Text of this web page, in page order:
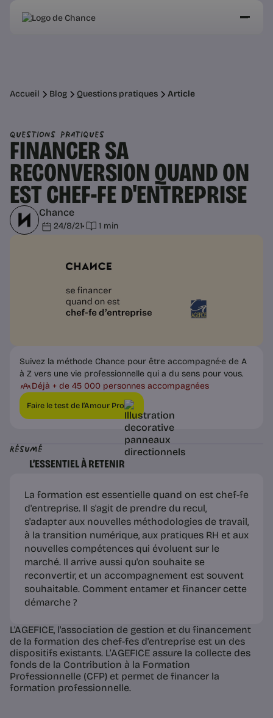
Accueil Blog Questions pratiques Article
Questions pratiques
FINANCER SA
RECONVERSION QUAND ON
EST CHEF-FE D'ENTREPRISE
Chance
24/8/21• 1 min
Suivez la méthode Chance pour être accompagné·e de A
à Z vers une vie professionnelle qui a du sens pour vous.
Déjà + de 45 000 personnes accompagnées
Faire le test de l’Amour Pro
Résumé
L’ESSENTIEL À RETENIR
La formation est essentielle quand on est chef-fe
d'entreprise. Il s'agit de prendre du recul,
s'adapter aux nouvelles méthodologies de travail,
à la transition numérique, aux pratiques RH et aux
nouvelles compétences qui évoluent sur le
marché. Il arrive aussi qu'on souhaite se
reconvertir, et un accompagnement est souvent
souhaitable. Comment entamer et financer cette
démarche ?
L'AGEFICE, l'association de gestion et du financement
de la formation des chef-fes d'entreprise est un des
dispositifs existants. L’AGEFICE assure la collecte des
fonds de la Contribution à la Formation
Professionnelle (CFP) et permet de financer la
formation professionnelle.